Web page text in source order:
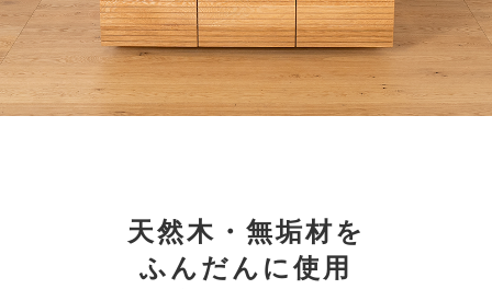
天然木・無垢材を
ふんだんに使用